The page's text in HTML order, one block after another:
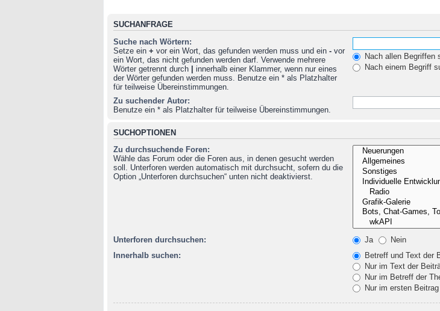
SUCHANFRAGE
Suche nach Wörtern:
Setze ein + vor ein Wort, das gefunden werden muss und ein - vor
ein Wort, das nicht gefunden werden darf. Verwende mehrere
Wörter getrennt durch
innerhalb einer Klammer, wenn nur eines
der Wörter gefunden werden muss. Benutze ein * als Platzhalter
für teilweise Übereinstimmungen.
Nach allen Begriffen
Nach einem Begriff
Zu suchender Autor:
Benutze ein * als Platzhalter für teilweise Übereinstimmungen.
SUCHOPTIONEN
Zu durchsuchende Foren:
Wähle das Forum oder die Foren aus, in denen gesucht werden
soll. Unterforen werden automatisch mit durchsucht, sofern du die
Option „Unterforen durchsuchen“ unten nicht deaktivierst.
Unterforen durchsuchen: Ja
Nein
Innerhalb suchen:
Betreff und Text der
Nur im Text der
Nur im Betreff der
Nur im ersten